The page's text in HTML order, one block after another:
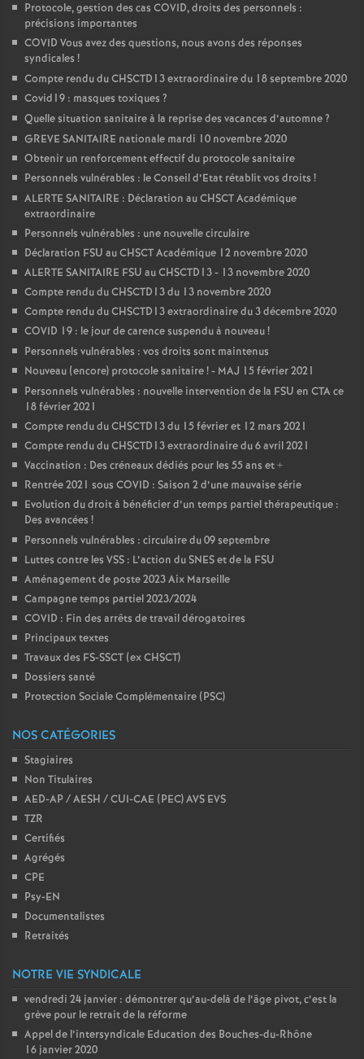
Protocole, gestion des cas COVID, droits des personnels :
précisions importantes
COVID Vous avez des questions, nous avons des réponses
syndicales !
Compte rendu du CHSCTD13 extraordinaire du 18 septembre 2020
Covid19 : masques toxiques ?
Quelle situation sanitaire à la reprise des vacances d’automne?
GREVE SANITAIRE nationale mardi 10 novembre 2020
Obtenir un renforcement effectif du protocole sanitaire
Personnels vulnérables : le Conseil d’Etat rétablit vos droits !
ALERTE SANITAIRE : Déclaration au CHSCT Académique
extraordinaire
Personnels vulnérables : une nouvelle circulaire
Déclaration FSU au CHSCT Académique 12 novembre 2020
ALERTE SANITAIRE FSU au CHSCTD13 - 13 novembre 2020
Compte rendu du CHSCTD13 du 13 novembre 2020
Compte rendu du CHSCTD13 extraordinaire du 3 décembre 2020
COVID 19 : le jour de carence suspendu à nouveau!
Personnels vulnérables : vos droits sont maintenus
Nouveau (encore) protocole sanitaire! - MAJ 15 février 2021
Personnels vulnérables : nouvelle intervention de la FSU en CTA ce
18 février 2021
Compte rendu du CHSCTD13 du 15 février et 12 mars 2021
Compte rendu du CHSCTD13 extraordinaire du 6 avril 2021
Vaccination : Des créneaux dédiés pour les 55 ans et +
Rentrée 2021 sous COVID : Saison 2 d’une mauvaise série
Evolution du droit à bénéficier d’un temps partiel thérapeutique :
Des avancées !
Personnels vulnérables : circulaire du 09 septembre
Luttes contre les VSS : L’action du SNES et de la FSU
Aménagement de poste 2023 Aix Marseille
Campagne temps partiel 2023/2024
COVID : Fin des arrêts de travail dérogatoires
Principaux textes
Travaux des FS-SSCT (ex CHSCT)
Dossiers santé
Protection Sociale Complémentaire (PSC)
NOS CATÉGORIES
Stagiaires
Non Titulaires
AED-AP / AESH / CUI-CAE (PEC) AVS EVS
TZR
Certifiés
Agrégés
CPE
Psy-EN
Documentalistes
Retraités
NOTRE VIE SYNDICALE
vendredi 24 janvier : démontrer qu’au-delà de l’âge pivot, c’est la
grève pour le retrait de la réforme
Appel de l’intersyndicale Education des Bouches-du-Rhône
16 janvier 2020